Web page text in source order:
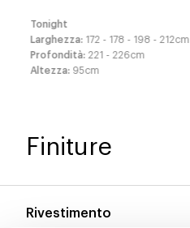
Tonight
Larghezza: 172 - 178 - 198 - 212cm
Profondità: 221 - 226cm
Altezza: 95cm
Finiture
Rivestimento